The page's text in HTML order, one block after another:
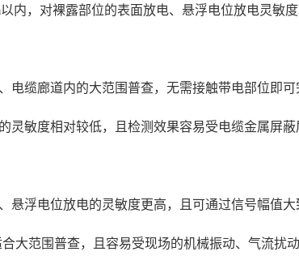
内，对裸露部位的表面放电、悬浮电位放电灵敏度
缆廊道内的大范围普查，无需接触带电部位即
敏度相对较低，且检测效果容易受电缆金属屏
浮电位放电的灵敏度更高，且可通过信号幅值
大范围普查，且容易受现场的机械振动、气流扰